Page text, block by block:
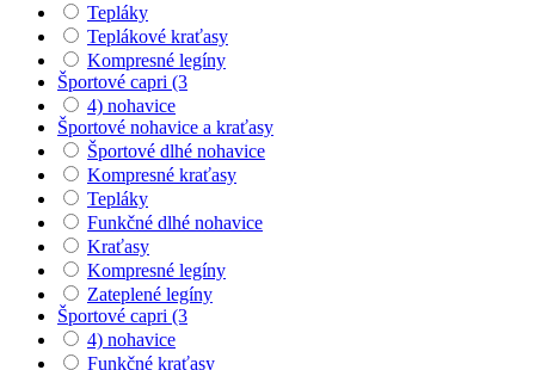
Tepláky
Teplákové kraťasy
Kompresné legíny
Športové capri (3
4) nohavice
Športové nohavice a kraťasy
Športové dlhé nohavice
Kompresné kraťasy
Tepláky
Funkčné dlhé nohavice
Kraťasy
Kompresné legíny
Zateplené legíny
Športové capri (3
4) nohavice
Funkčné kraťasy